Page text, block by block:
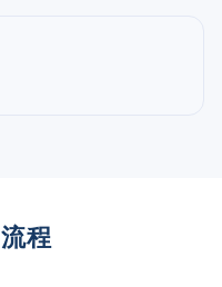
程